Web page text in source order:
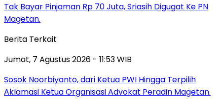
Tak Bayar Pinjaman Rp 70 Juta, Sriasih Digugat Ke PN
Magetan.
Berita Terkait
Jumat, 7 Agustus 2026 - 11:53 WIB
Sosok Noorbiyanto, dari Ketua PWI Hingga Terpilih
Aklamasi Ketua Organisasi Advokat Peradin Magetan.